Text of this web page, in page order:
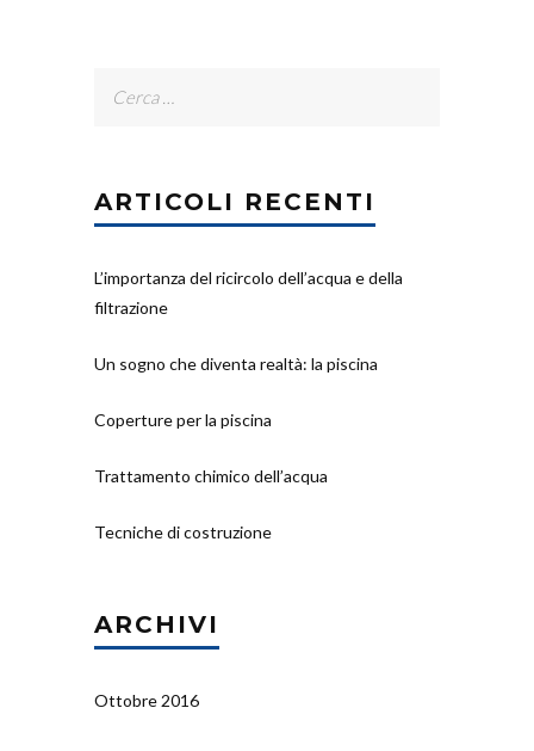
ARTICOLI RECENTI
L’importanza del ricircolo dell’acqua e della
filtrazione
Un sogno che diventa realtà: la piscina
Coperture per la piscina
Trattamento chimico dell’acqua
Tecniche di costruzione
ARCHIVI
Ottobre 2016